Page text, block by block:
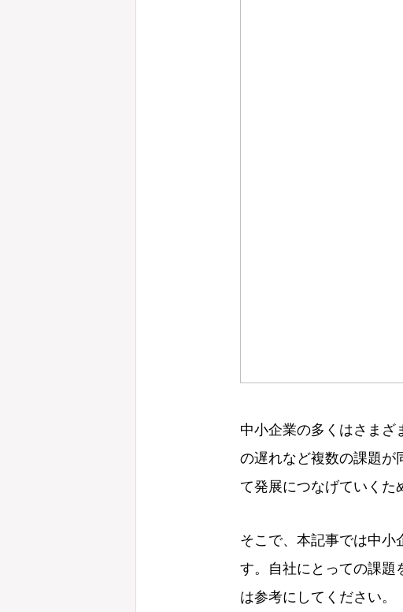
中小企業の多くはさまざ
の遅れなど複数の課題が
て発展につなげていくた
そこで、本記事では中小
す。自社にとっての課題
は参考にしてください。